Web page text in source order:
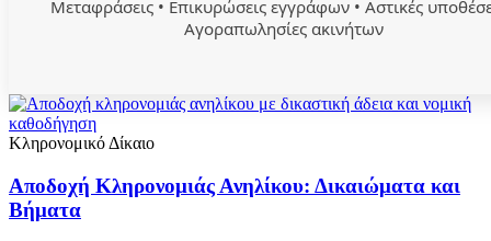
Μεταφράσεις • Επικυρώσεις εγγράφων • Αστικές
Αγοραπωλησίες ακινήτων
Κληρονομικό Δίκαιο
Αποδοχή Κληρονομιάς Ανηλίκου: Δικαιώματα και
Βήματα